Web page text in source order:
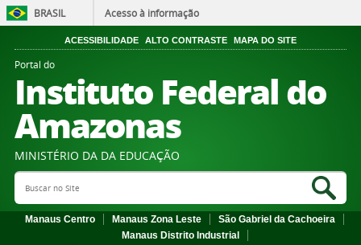
BRASIL Acesso à informação
ACESSIBILIDADE ALTO CONTRASTE MAPA DO SITE
Portal do
Instituto Federal do
Amazonas
MINISTÉRIO DA DA EDUCAÇÃO
Search Site
Manaus Centro Manaus Zona Leste
São Gabriel da Cachoeira
Manaus Distrito Industrial